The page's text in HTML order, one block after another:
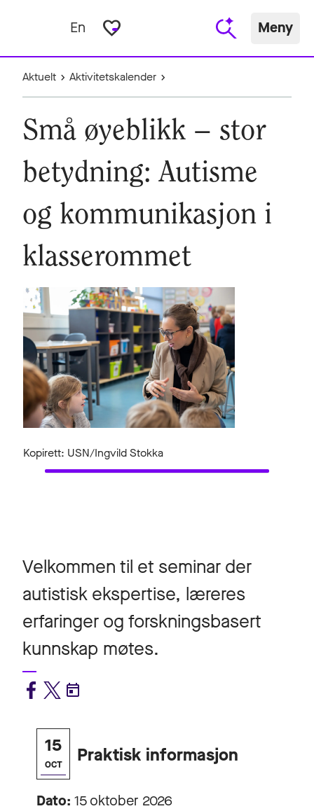
En favorite_border Meny
Aktuelt Aktivitetskalender
Små øyeblikk – stor
betydning: Autisme
og kommunikasjon i
klasserommet
Kopirett: USN/Ingvild Stokka
Velkommen til et seminar der
autistisk ekspertise, læreres
erfaringer og forskningsbasert
kunnskap møtes.
15
OCT Praktisk informasjon
Dato: 15 oktober 2026